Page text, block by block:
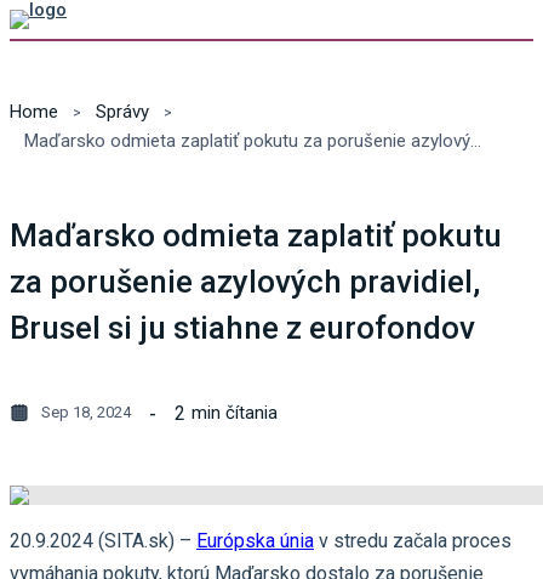
Home
Správy
Maďarsko odmieta zaplatiť pokutu za porušenie azylových pravidiel, Brusel si ju stiahne z eurofondov
Maďarsko odmieta zaplatiť pokutu
za porušenie azylových pravidiel,
Brusel si ju stiahne z eurofondov
Sep 18, 2024 2 min čítania
20.9.2024 (SITA.sk) – Európska únia v stredu začala proces
vymáhania pokuty, ktorú Maďarsko dostalo za porušenie